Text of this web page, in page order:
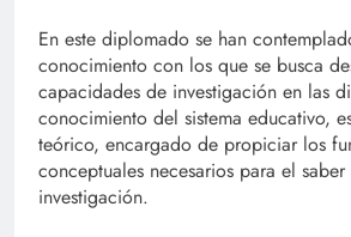
En este diplomado se han
conocimiento con los que se busca
capacidades de investigación en las
conocimiento del sistema educativo,
teórico, encargado de propiciar los
conceptuales necesarios para el
investigación.